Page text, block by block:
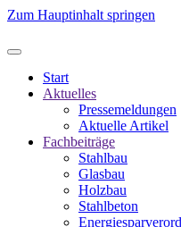
Zum Hauptinhalt springen
Start
Aktuelles
Pressemeldungen
Aktuelle Artikel
Fachbeiträge
Stahlbau
Glasbau
Holzbau
Stahlbeton